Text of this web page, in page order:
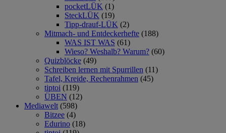
pocketLÜK (1)
SteckLÜK (19)
Tipp-drauf-LÜK (2)
Mitmach- und Entdeckerhefte (188)
WAS IST WAS (61)
Wieso? Weshalb? Warum? (60)
Quizblöcke (49)
Schreiben lernen mit Spurrillen (11)
Tafel, Kreide, Rechenrahmen (45)
tiptoi (119)
ÜBEN (12)
Mediawelt (598)
Bitzee (4)
Edurino (18)